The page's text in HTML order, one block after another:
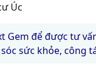
Úc
Gem để được tư
sức khỏe, công